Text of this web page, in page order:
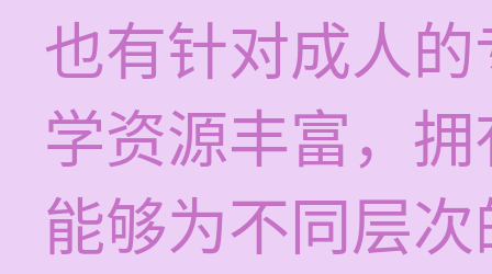
也有针对成人
学资源丰富，
能够为不同层